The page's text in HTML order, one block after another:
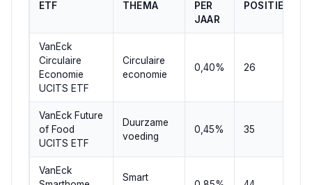
ETF THEMA
PER
JAAR
POSITIES
VanEck
Circulaire
Economie
UCITS ETF
Circulaire
economie
0,40% 26
VanEck Future
of Food
UCITS ETF
Duurzame
voeding
0,45% 35
VanEck
Smart